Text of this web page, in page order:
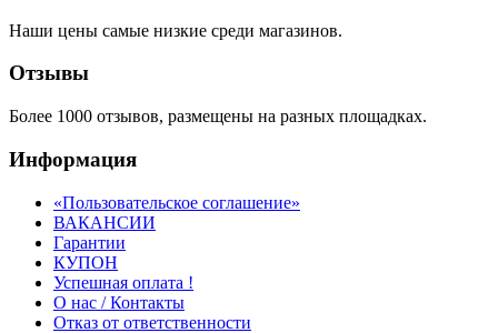
Наши цены самые низкие среди магазинов.
Отзывы
Более 1000 отзывов, размещены на разных площадках.
Информация
«Пользовательское соглашение»
ВАКАНСИИ
Гарантии
КУПОН
Успешная оплата !
О нас / Контакты
Отказ от ответственности